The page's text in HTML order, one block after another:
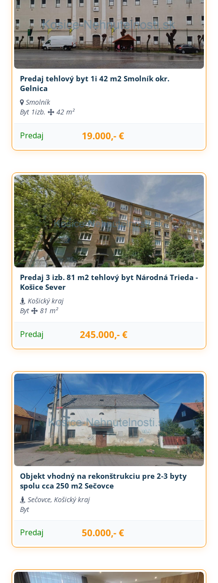
Predaj tehlový byt 1i 42 m2 Smolník okr.
Gelnica
Smolník
Byt 1izb. 42 m²
Predaj 19.000,- €
Predaj 3 izb. 81 m2 tehlový byt Národná Trieda -
Košice Sever
Košický kraj
Byt
81 m²
Predaj 245.000,- €
Objekt vhodný na rekonštrukciu pre 2-3 byty
spolu cca 250 m2 Sečovce
Sečovce, Košický kraj
Byt
Predaj 50.000,- €